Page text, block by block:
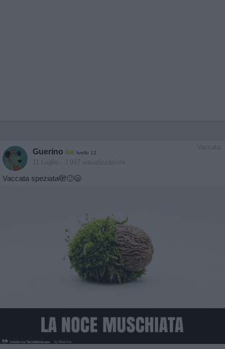
Vaccata
Guerino livello 12
11 Luglio - 3.937 visualizzazioni
Vaccata speziata🫣🙂😄